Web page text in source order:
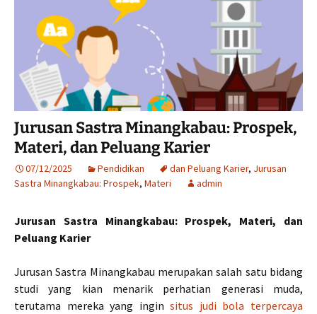
Jurusan Sastra Minangkabau: Prospek,
Materi, dan Peluang Karier
07/12/2025 Pendidikan dan Peluang Karier, Jurusan
Sastra Minangkabau: Prospek, Materi admin
Jurusan Sastra Minangkabau: Prospek, Materi, dan
Peluang Karier
Jurusan Sastra Minangkabau merupakan salah satu bidang
studi yang kian menarik perhatian generasi muda,
terutama mereka yang inginsitus judi bola terpercaya